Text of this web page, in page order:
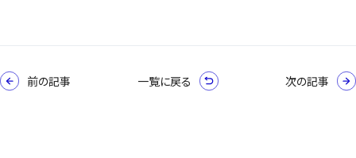
前の記事 一覧に戻る 次の記事